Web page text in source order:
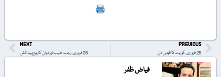
PREVIOUS
25 فروری، کویت کا قومی دن
NEXT
26 فروری، رجب طیب ایردوان کا یومِ پیدائش
فیاض ظفر